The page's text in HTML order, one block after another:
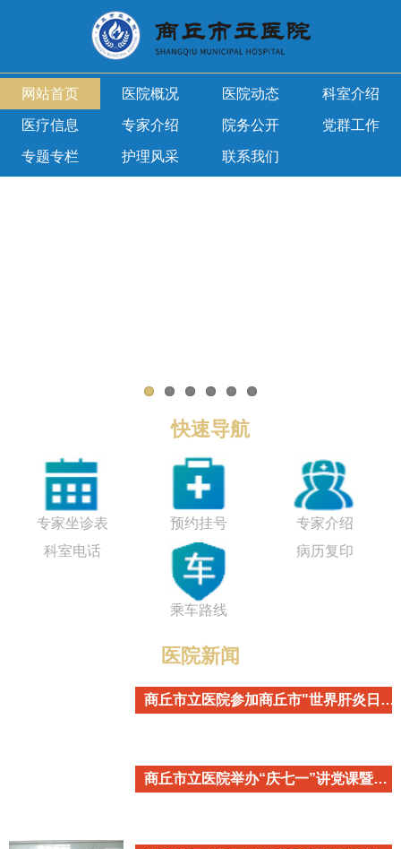
网站首页 医院概况 医院动态 科室介绍
医疗信息 专家介绍 院务公开 党群工作
专题专栏 护理风采 联系我们
快速导航
专家坐诊表 预约挂号
专家介绍
科室电话
乘车路线
病历复印
医院新闻
商丘市立医院参加商丘市"世界肝炎日"主题宣传活动
商丘市立医院举办“庆七一”讲党课暨重温入党誓词活动